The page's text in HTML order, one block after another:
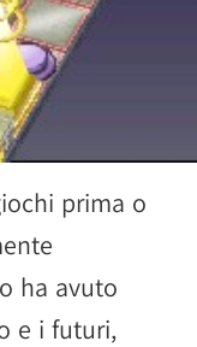
prima o
ha avuto
e i futuri,